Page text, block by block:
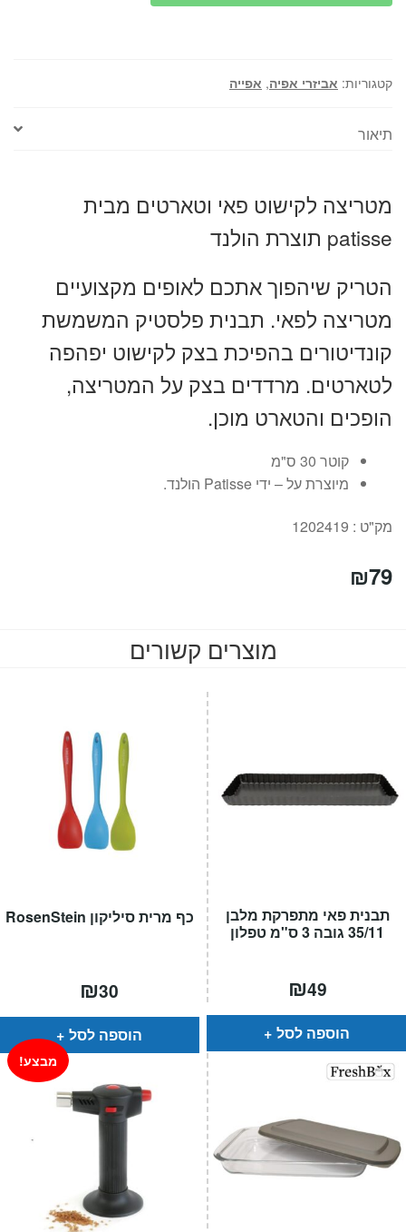
פאי
קטגוריות: אביזרי אפיה, אפייה
תיאור
מטריצה לקישוט פאי וטארטים מבית
patisse תוצרת הולנד
הטריק שיהפוך אתכם לאופים מקצועיים
מטריצה לפאי. תבנית פלסטיק המשמשת
קונדיטורים בהפיכת בצק לקישוט יפהפה
לטארטים. מרדדים בצק על המטריצה,
הופכים והטארט מוכן.
קוטר 30 ס"מ
מיוצרת על – ידי Patisse הולנד.
מק"ט : 1202419
₪79
מוצרים קשורים
כף מרית סיליקון RosenStein
₪30
הוספה לסל
תבנית פאי מתפרקת מלבן
35/11 גובה 3 ס"מ טפלון
₪49
הוספה לסל
מבצע!